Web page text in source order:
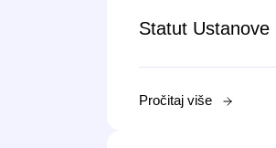
Statut Ustanove
Pročitaj više